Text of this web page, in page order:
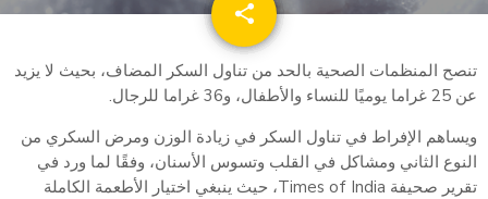
share
email
تنصح المنظمات الصحية بالحد من تناول السكر المضاف، بحيث لا يزيد
عن 25 غراما يوميًا للنساء والأطفال، و36 غراما للرجال.
ويساهم الإفراط في تناول السكر في زيادة الوزن ومرض السكري من
النوع الثاني ومشاكل في القلب وتسوس الأسنان، وفقًا لما ورد في
تقرير صحيفة Times of India، حيث ينبغي اختيار الأطعمة الكاملة